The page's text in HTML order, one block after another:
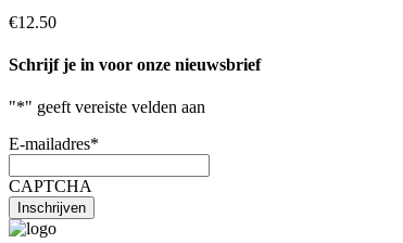
€12.50
Schrijf je in voor onze nieuwsbrief
"*" geeft vereiste velden aan
E-mailadres*
CAPTCHA